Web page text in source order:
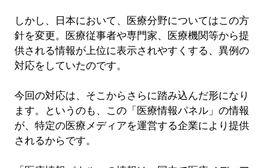
しかし、日本において、医療分野についてはこの方
針を変更。医療従事者や専門家、医療機関等から提
供される情報が上位に表示されやすくする、異例の
対応をしていたのです。
今回の対応は、そこからさらに踏み込んだ形になり
ます。というのも、この「医療情報パネル」の情報
が、特定の医療メディアを運営する企業により提供
されるからです。